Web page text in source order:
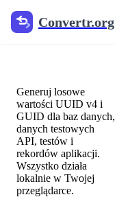
Convertr.org
Generator
Generuj losowe
wartości UUID v4 i
GUID dla baz danych,
danych testowych
API, testów i
rekordów aplikacji.
Wszystko działa
lokalnie w Twojej
przeglądarce.